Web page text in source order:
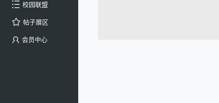
校园联盟
帖子展区
会员中心